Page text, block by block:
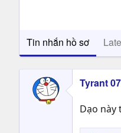
Tin nhắn hồ sơ
Tyrant
Dạo này